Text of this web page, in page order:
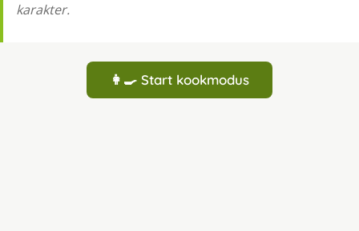
karakter.
👩‍🍳 Start kookmodus